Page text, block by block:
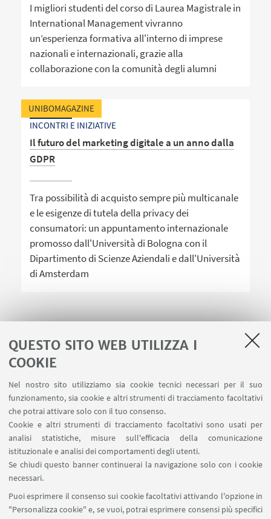
QUESTO SITO WEB UTILIZZA I
COOKIE
Nel nostro sito utilizziamo sia cookie tecnici necessari per il suo
funzionamento, sia cookie e altri strumenti di tracciamento facoltativi
che potrai attivare solo con il tuo consenso.
Cookie e altri strumenti di tracciamento facoltativi sono usati per
analisi statistiche, misure sull'efficacia della comunicazione
istituzionale e analisi dei comportamenti degli utenti.
Se chiudi questo banner continuerai la navigazione solo con i cookie
necessari.
Puoi esprimere il consenso sui cookie facoltativi attivando l'opzione in
"Personalizza cookie" e, se vuoi, potrai esprimere consensi più specifici
I migliori studenti del corso di Laurea Magistrale in
International Management vivranno
un’esperienza formativa all'interno di imprese
nazionali e internazionali, grazie alla
collaborazione con la comunità degli alumni
UNIBOMAGAZINE
INCONTRI E INIZIATIVE
Il futuro del marketing digitale a un anno dalla
GDPR
Tra possibilità di acquisto sempre più multicanale
e le esigenze di tutela della privacy dei
consumatori: un appuntamento internazionale
promosso dall'Università di Bologna con il
Dipartimento di Scienze Aziendali e dall'Università
di Amsterdam
Area riservata
Contatti
SEGUI IL DIPARTIMENTO SU:
SEGUI UNIBO SU: